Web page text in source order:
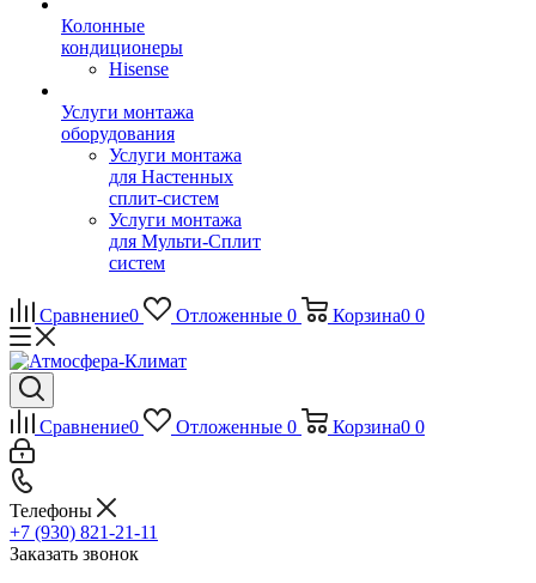
Колонные
кондиционеры
Hisense
Услуги монтажа
оборудования
Услуги монтажа
для Настенных
сплит-систем
Услуги монтажа
для Мульти-Сплит
систем
Сравнение0 Отложенные 0 Корзина0 0
Сравнение0 Отложенные 0 Корзина0 0
Телефоны
+7 (930) 821-21-11
Заказать звонок